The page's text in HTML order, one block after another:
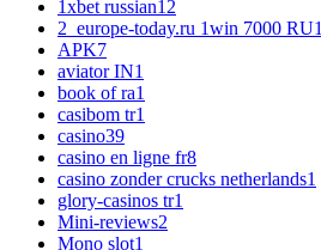
1xbet russian1 2
2_europe-today.ru 1win 7000 RU1
APK7
aviator IN1
book of ra1
casibom tr1
casino39
casino en ligne fr8
casino zonder crucks netherlands1
glory-casinos tr1
Mini-reviews2
Mono slot1